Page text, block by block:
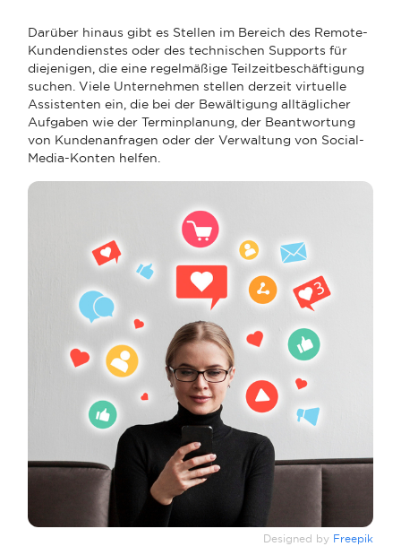
Darüber hinaus gibt es Stellen im Bereich des Remote-
Kundendienstes oder des technischen Supports für
diejenigen, die eine regelmäßige Teilzeitbeschäftigung
suchen. Viele Unternehmen stellen derzeit virtuelle
Assistenten ein, die bei der Bewältigung alltäglicher
Aufgaben wie der Terminplanung, der Beantwortung
von Kundenanfragen oder der Verwaltung von Social-
Media-Konten helfen.
Designed by Freepik